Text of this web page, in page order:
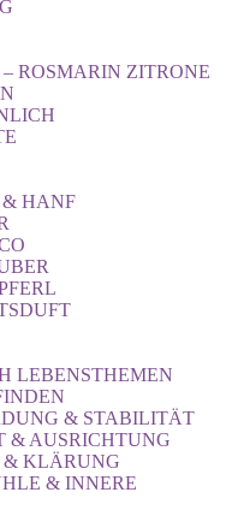
ROSMARIN ZITRONE
& HANF
LEBENSTHEMEN
& STABILITÄT
& AUSRICHTUNG
& KLÄRUNG
& INNERE